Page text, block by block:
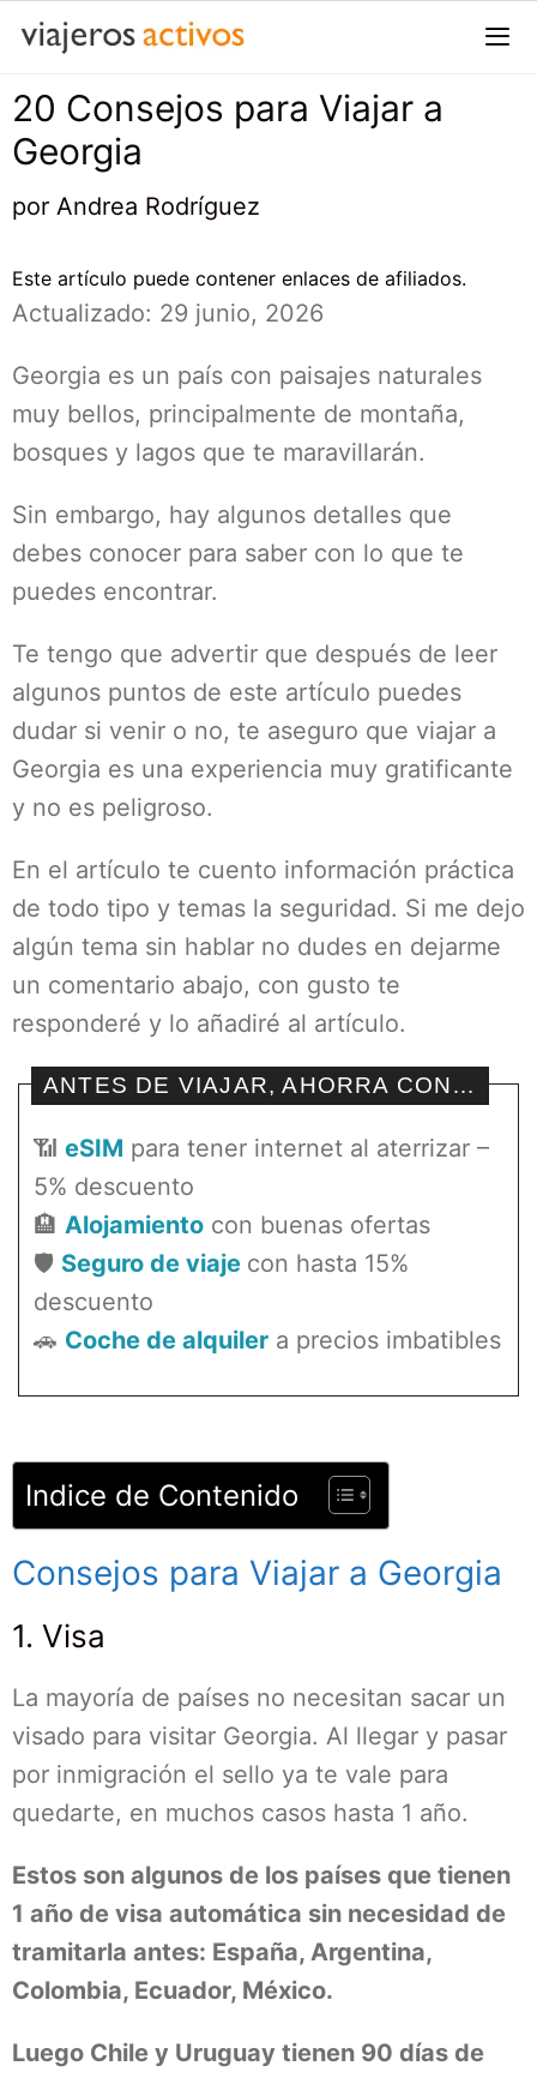
Saltar
contenido
20 Consejos para Viajar a
Georgia
por Andrea Rodríguez
Este artículo puede contener enlaces de afiliados.
Actualizado: 29 junio, 2026
Georgia es un país con paisajes naturales
muy bellos, principalmente de montaña,
bosques y lagos que te maravillarán.
Sin embargo, hay algunos detalles que
debes conocer para saber con lo que te
puedes encontrar.
Te tengo que advertir que después de leer
algunos puntos de este artículo puedes
dudar si venir o no, te aseguro que viajar a
Georgia es una experiencia muy gratificante
y no es peligroso.
En el artículo te cuento información práctica
de todo tipo y temas la seguridad. Si me dejo
algún tema sin hablar no dudes en dejarme
un comentario abajo, con gusto te
responderé y lo añadiré al artículo.
ANTES DE VIAJAR, AHORRA CON…
📶 eSIM para tener internet al aterrizar –
5% descuento
🏨 Alojamiento con buenas ofertas
🛡️ Seguro de viaje con hasta 15%
descuento
🚗 Coche de alquiler a precios imbatibles
Indice de Contenido
Consejos para Viajar a Georgia
1. Visa
La mayoría de países no necesitan sacar un
visado para visitar Georgia. Al llegar y pasar
por inmigración el sello ya te vale para
quedarte, en muchos casos hasta 1 año.
Estos son algunos de los países que tienen
1 año de visa automática sin necesidad de
tramitarla antes: España, Argentina,
Colombia, Ecuador, México.
Luego Chile y Uruguay tienen 90 días de